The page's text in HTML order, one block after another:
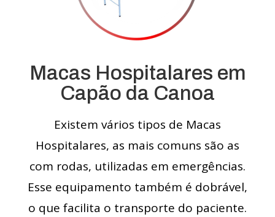
Macas Hospitalares em
Capão da Canoa
Existem vários tipos de Macas
Hospitalares, as mais comuns são as
com rodas, utilizadas em emergências.
Esse equipamento também é dobrável,
o que facilita o transporte do paciente.